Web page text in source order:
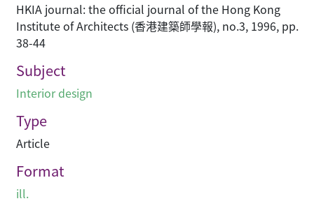
HKIA journal: the official journal of the Hong Kong
Institute of Architects (香港建築師學報), no.3, 1996, pp.
38-44
Subject
Interior design
Type
Article
Format
ill.